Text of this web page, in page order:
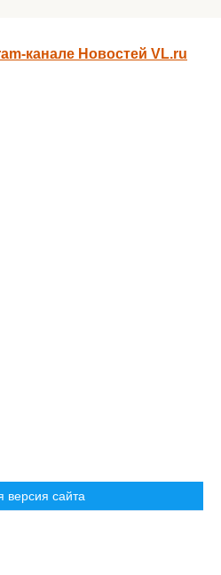
канале Новостей VL.ru
версия сайта